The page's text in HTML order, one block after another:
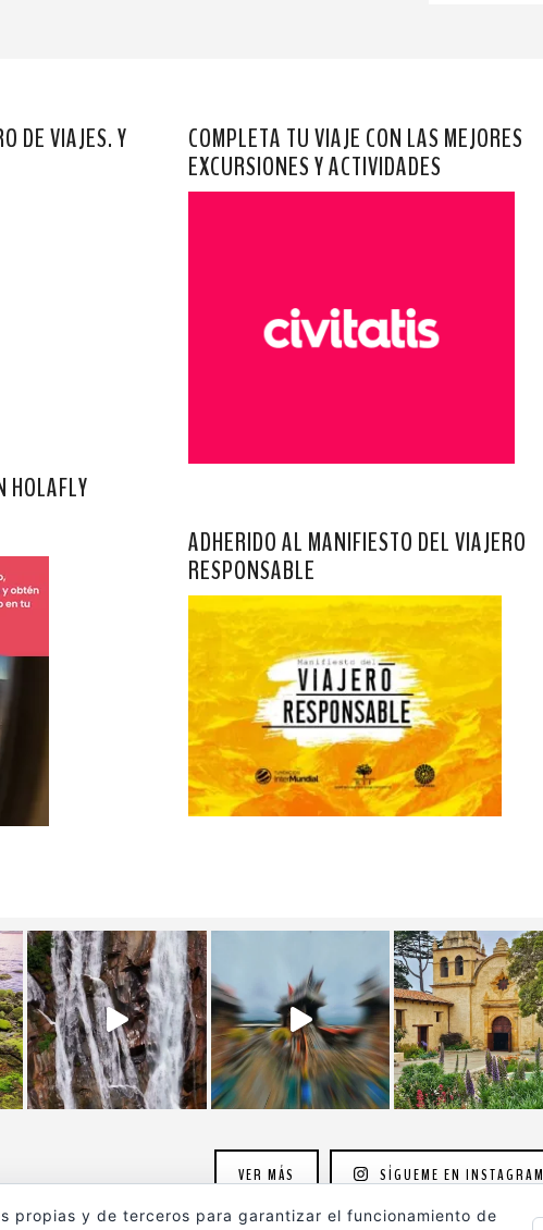
DE VIAJES. Y
HOLAFLY
COMPLETA TU VIAJE CON LAS MEJORES
EXCURSIONES Y ACTIVIDADES
ADHERIDO AL MANIFIESTO DEL VIAJERO
RESPONSABLE
VER MÁS SÍGUEME EN INSTAGRAM
propias y de terceros para garantizar el funcionamiento de